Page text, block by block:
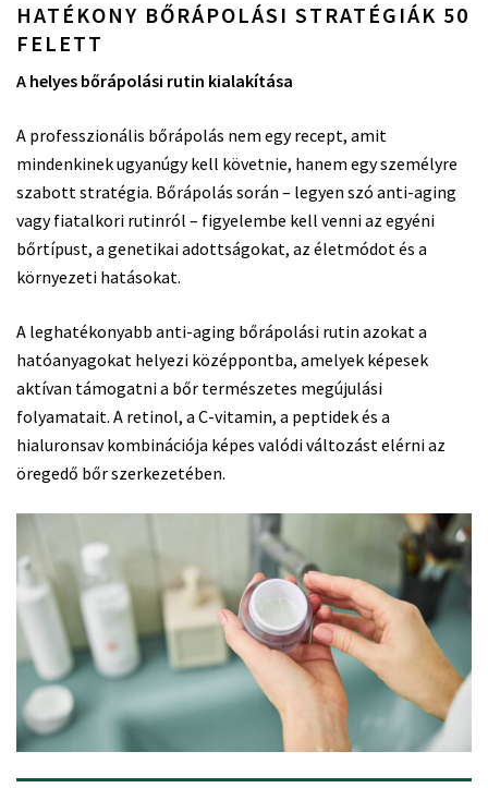
HATÉKONY BŐRÁPOLÁSI STRATÉGIÁK 50
FELETT
A helyes bőrápolási rutin kialakítása
A professzionális bőrápolás nem egy recept, amit
mindenkinek ugyanúgy kell követnie, hanem egy személyre
szabott stratégia. Bőrápolás során – legyen szó anti-aging
vagy fiatalkori rutinról – figyelembe kell venni az egyéni
bőrtípust, a genetikai adottságokat, az életmódot és a
környezeti hatásokat.
A leghatékonyabb anti-aging bőrápolási rutin azokat a
hatóanyagokat helyezi középpontba, amelyek képesek
aktívan támogatni a bőr természetes megújulási
folyamatait. A retinol, a C-vitamin, a peptidek és a
hialuronsav kombinációja képes valódi változást elérni az
öregedő bőr szerkezetében.